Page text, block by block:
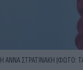
Η ΑΝΝΑ ΣΤΡΑΤΙΝΑΚΗ (ΦΩΤΟ: